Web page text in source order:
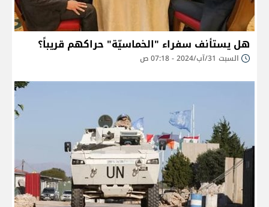
هل يستأنف سفراء "الخماسيّة" حراكهم قريباً؟
السبت 31/آب/2024 - 07:18 ص